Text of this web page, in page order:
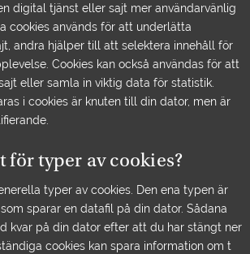
digital tjänst eller sajt mer användarvänlig
cookies används för att underlätta
andra hjälper till att selektera innehåll för
Cookies kan också användas för att
eller samla in viktig data för statistik.
i cookies är knuten till din dator, men är
för typer av cookies?
typer av cookies. Den ena typen är
sparar en datafil på din dator. Sådana
kvar på din dator efter att du har stängt ner
cookies kan spara information om t